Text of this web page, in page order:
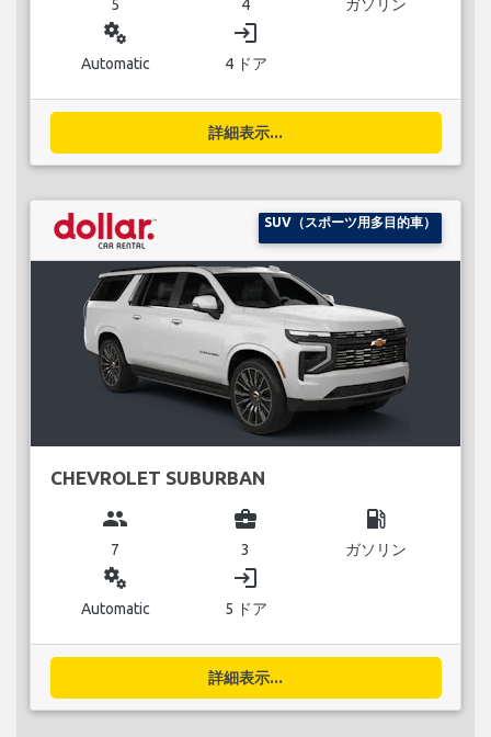
5 4 ガソリン
miscellaneous_services
Automatic
login
4 ドア
詳細表示...
SUV（スポーツ用多目的車）
CHEVROLET SUBURBAN
group
7
business_center
3
local_gas_station
ガソリン
miscellaneous_services
Automatic
login
5 ドア
詳細表示...